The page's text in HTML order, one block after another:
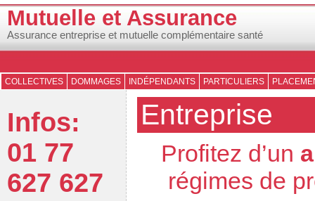
Mutuelle et Assurance
Assurance entreprise et mutuelle complémentaire santé
COLLECTIVES DOMMAGES INDÉPENDANTS PARTICULIERS
Infos:
01 77
627 627
Entreprise
Profitez d’un
régimes de